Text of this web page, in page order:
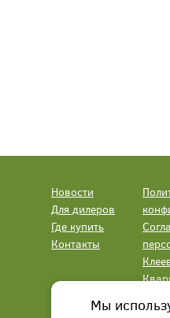
Новости
Для дилеров
Где купить
Контакты
Мы